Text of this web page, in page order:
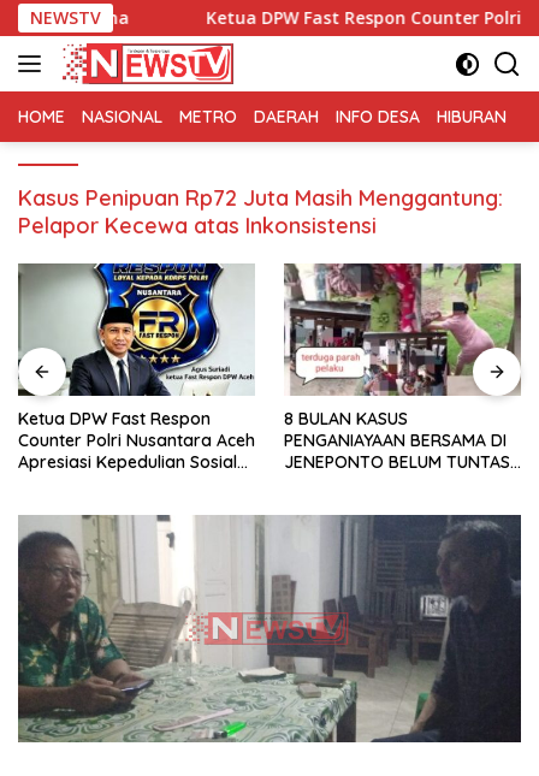
Langsung
ke
konten
NEWSTVKetua DPW Fast Respon Counter Polri Nusantara
HOME NASIONAL METRO DAERAH INFO DESA HIBURAN
Kasus Penipuan Rp72 Juta Masih Menggantung:
Pelapor Kecewa atas Inkonsistensi
Ketua DPW Fast Respon
Counter Polri Nusantara Aceh
Apresiasi Kepedulian Sosial
8 BULAN KASUS
PENGANIAYAAN BERSAMA DI
JENEPONTO BELUM TUNTAS,
DAN KEJAKSAAN Korban dan
Saksi Trauma, Kuasa Hukum:
“Kami Meminta Kepastian
Hukum, Bukan Perlakuan
Istimewa”